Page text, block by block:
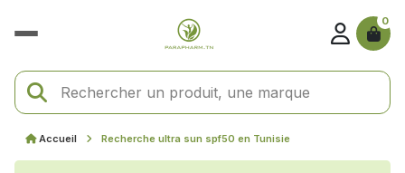
0
Accueil Recherche ultra sun spf50 en Tunisie